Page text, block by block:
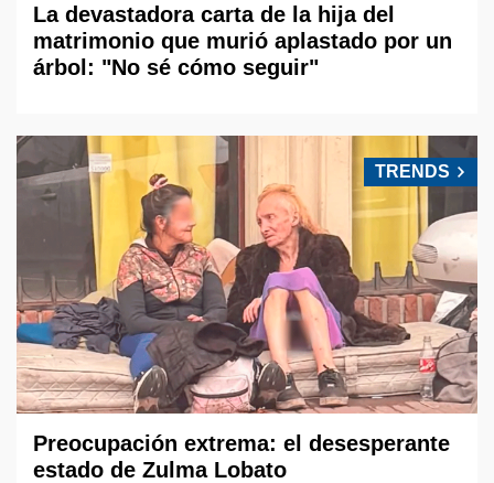
La devastadora carta de la hija del
matrimonio que murió aplastado por un
árbol: "No sé cómo seguir"
TRENDS
Preocupación extrema: el desesperante
estado de Zulma Lobato